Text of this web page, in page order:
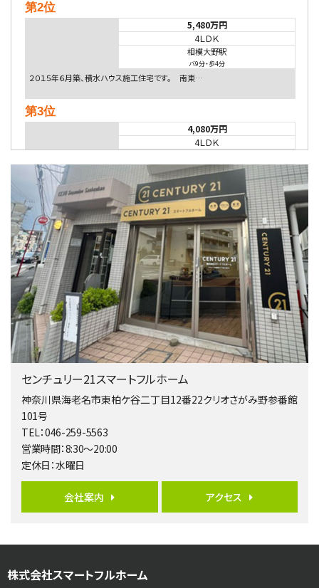
第2位
5,480万円
4ＬＤＫ
相模大野駅
バ9分・歩4分
２０１５年６月築、積水ハウス施工住宅です。 南東…
第3位
4,080万円
4ＬＤＫ
歩17分
南側道路に面しており日当たり良好。 キッチンから…
第4位
3,680万円
4ＳＬＤＫ
海老名駅
バ15分・歩1分
リビングダイニング部分の床暖房完備 車並列2台駐…
第5位
3,598万円
4ＬＤＫ
長後駅
第6位
バ14分・歩4分
LDK約20帖とゆとりある広さ！WIC、SICの…
3,680万円
センチュリー21スマートフルホーム
神奈川県海老名市東柏ケ谷二丁目12番22クリオさがみ野参番館
101号
TEL：046-259-5563
営業時間：8:30～20:00
定休日：水曜日
会社案内 アクセス
株式会社スマートフルホーム